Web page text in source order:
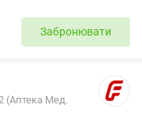
Забронювати
(Аптека Мед.